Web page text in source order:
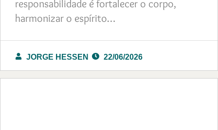
responsabilidade é fortalecer o corpo,
harmonizar o espírito…
JORGE HESSEN 22/06/2026